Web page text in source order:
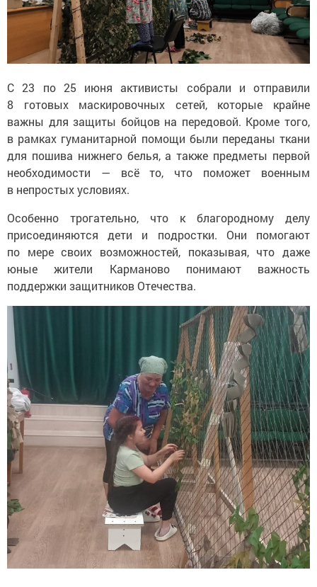
С 23 по 25 июня активисты собрали и отправили
8 готовых маскировочных сетей, которые крайне
важны для защиты бойцов на передовой. Кроме того,
в рамках гуманитарной помощи были переданы ткани
для пошива нижнего белья, а также предметы первой
необходимости — всё то, что поможет военным
в непростых условиях.
Особенно трогательно, что к благородному делу
присоединяются дети и подростки. Они помогают
по мере своих возможностей, показывая, что даже
юные жители Карманово понимают важность
поддержки защитников Отечества.